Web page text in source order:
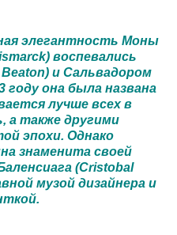
элегантность Моны
воспевались
и Сальвадором
году она была названа
лучше всех в
а также другими
эпохи. Однако
знаменита своей
(Cristobal
музой дизайнера и